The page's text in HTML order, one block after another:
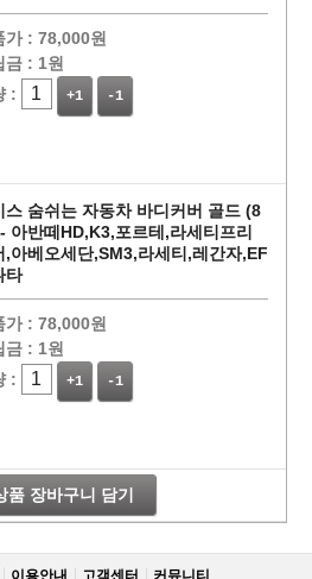
구매
가 : 78,000원
금 : 1원
:
+1 -1
스 숨쉬는 자동차 바디커버 골드 (8
아반떼HD,K3,포르테,라세티프리
,아베오세단,SM3,라세티,레간자,EF
타
가 : 78,000원
금 : 1원
:
+1 -1
품 장바구니 담기
이용안내 고객센터 커뮤니티